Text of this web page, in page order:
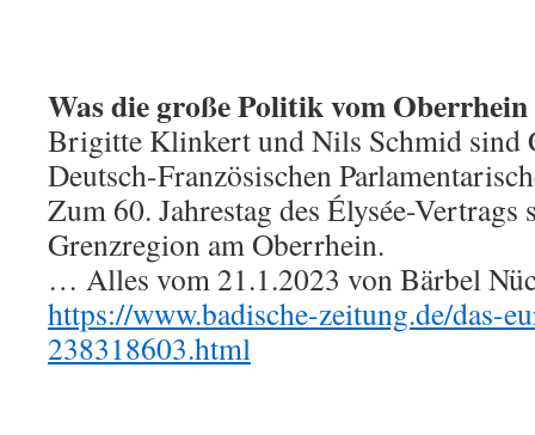
Was die große Politik vom
Brigitte Klinkert und Nils Schmid sind
Deutsch-Französischen
Zum 60. Jahrestag des Élysée-Vertrags
Grenzregion am Oberrhein.
… Alles vom 21.1.2023 von Bärbel
https://www.badische-zeitung.de/das-
238318603.html